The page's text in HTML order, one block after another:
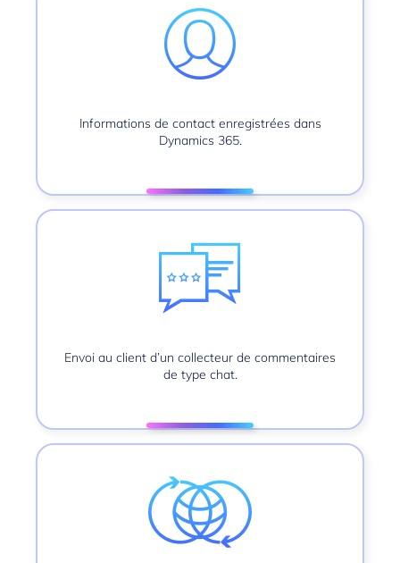
Informations de contact enregistrées dans
Dynamics 365.
Envoi au client d’un collecteur de commentaires
de type chat.